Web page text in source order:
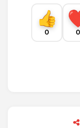
0 0